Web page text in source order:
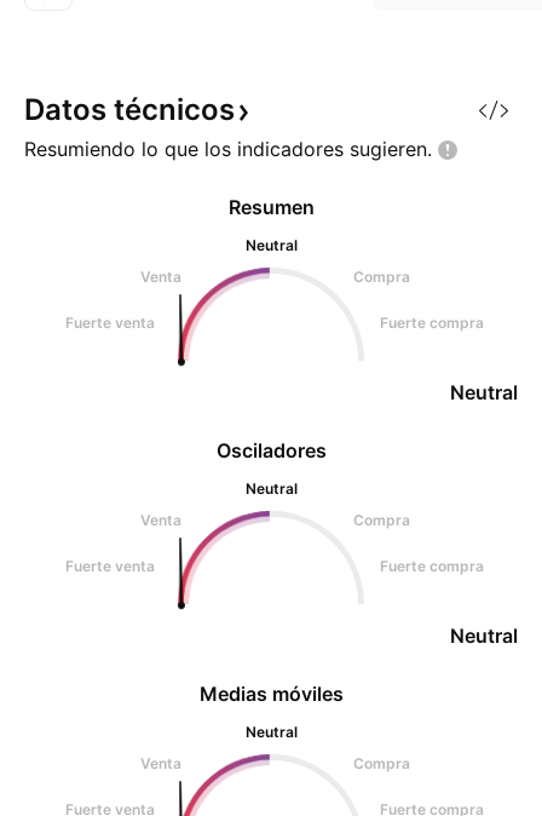
Datos técnicos
Resumiendo lo que los indicadores sugieren.
Osciladores
Neutral
Venta
Compra
Fuerte venta Fuerte compra
Neutral
Resumen
Neutral
Venta
Compra
Fuerte venta Fuerte compra
Neutral
Medias móviles
Neutral
Venta
Compra
Fuerte venta Fuerte compra